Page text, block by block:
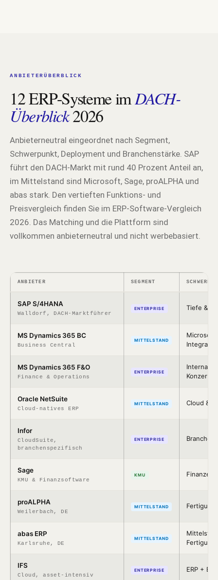
ANBIETERÜBERBLICK
12 ERP-Systeme imDACH-
Überblick2026
Anbieterneutral eingeordnet nach Segment,
Schwerpunkt, Deployment und Branchenstärke. SAP
führt den DACH-Markt mit rund 40 Prozent Anteil an,
im Mittelstand sind Microsoft, Sage, proALPHA und
abas stark. Den vertieften Funktions- und
Preisvergleich finden Sie im ERP-Software-Vergleich
2026. Das Matching und die Plattform sind
vollkommen anbieterneutral und nicht werbebasiert.
ANBIETER SEGMENT
SAP S/4HANA
Walldorf, DACH-Marktführer
ENTERPRISE Tiefe &
MS Dynamics 365 BC
Business Central
MITTELSTAND
Microsoft-
MS Dynamics 365 F&O
Finance & Operations
ENTERPRISE
Konzern
Oracle NetSuite
Cloud-natives ERP
MITTELSTAND Cloud &
Infor
CloudSuite,
branchenspezifisch
ENTERPRISE
Sage
KMU & Finanzsoftware
KMU Finanzen
proALPHA
Weilerbach, DE
MITTELSTAND
abas ERP
Karlsruhe, DE
MITTELSTAND
Fertigung
IFS
Cloud, asset-intensiv
ENTERPRISE ERP +